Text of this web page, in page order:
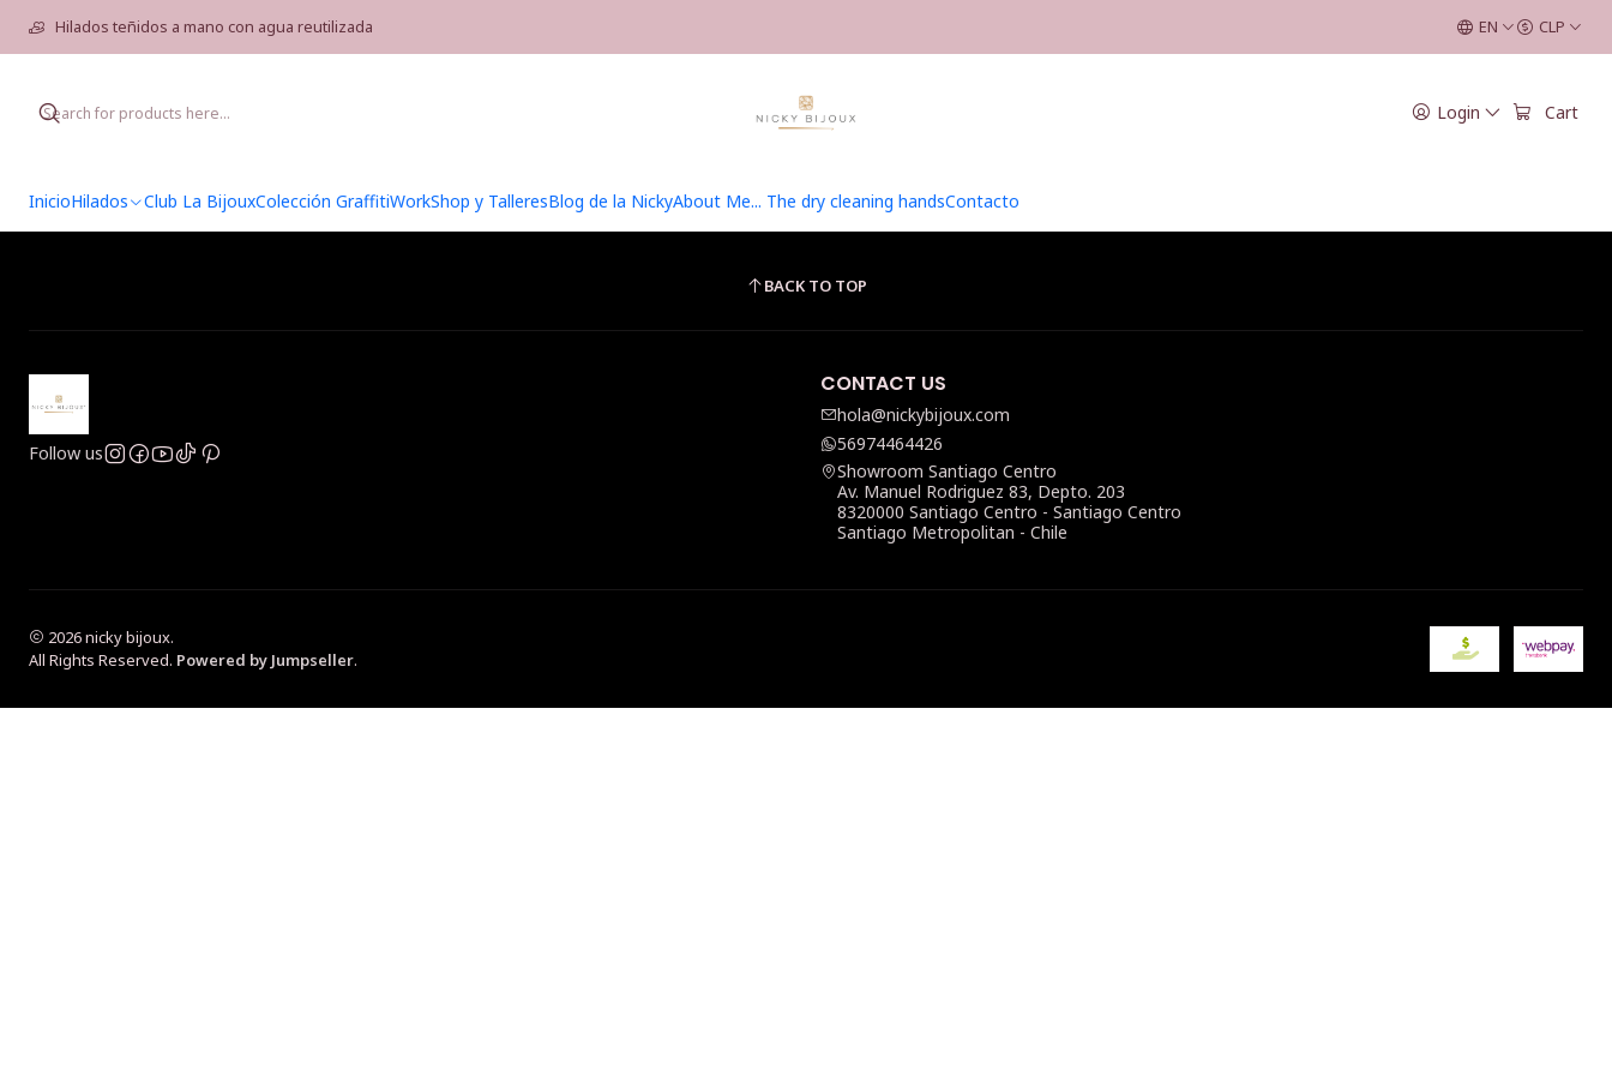
Login Cart
InicioHilados Club La BijouxColección GraffitiWorkShop y TalleresBlog de la NickyAbout Me... The dry cleaning handsContacto
Hilados teñidos a mano con agua reutilizada EN CLP
100% pure DK Merino
BACK TO TOP
Follow us
CONTACT US
hola@nickybijoux.com
56974464426
Showroom Santiago Centro
Av. Manuel Rodriguez 83, Depto. 203
8320000 Santiago Centro - Santiago Centro
Santiago Metropolitan - Chile
2026 nicky bijoux.
All Rights Reserved. Powered by Jumpseller.